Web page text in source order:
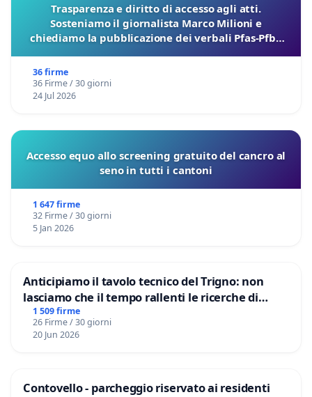
Trasparenza e diritto di accesso agli atti.
Sosteniamo il giornalista Marco Milioni e
chiediamo la pubblicazione dei verbali Pfas-Pfba
36 firme
36 Firme / 30 giorni
24 Jul 2026
Accesso equo allo screening gratuito del cancro al
seno in tutti i cantoni
1 647 firme
32 Firme / 30 giorni
5 Jan 2026
Anticipiamo il tavolo tecnico del Trigno: non
lasciamo che il tempo rallenti le ricerche di
Domenico Racanati
1 509 firme
26 Firme / 30 giorni
20 Jun 2026
Contovello - parcheggio riservato ai residenti